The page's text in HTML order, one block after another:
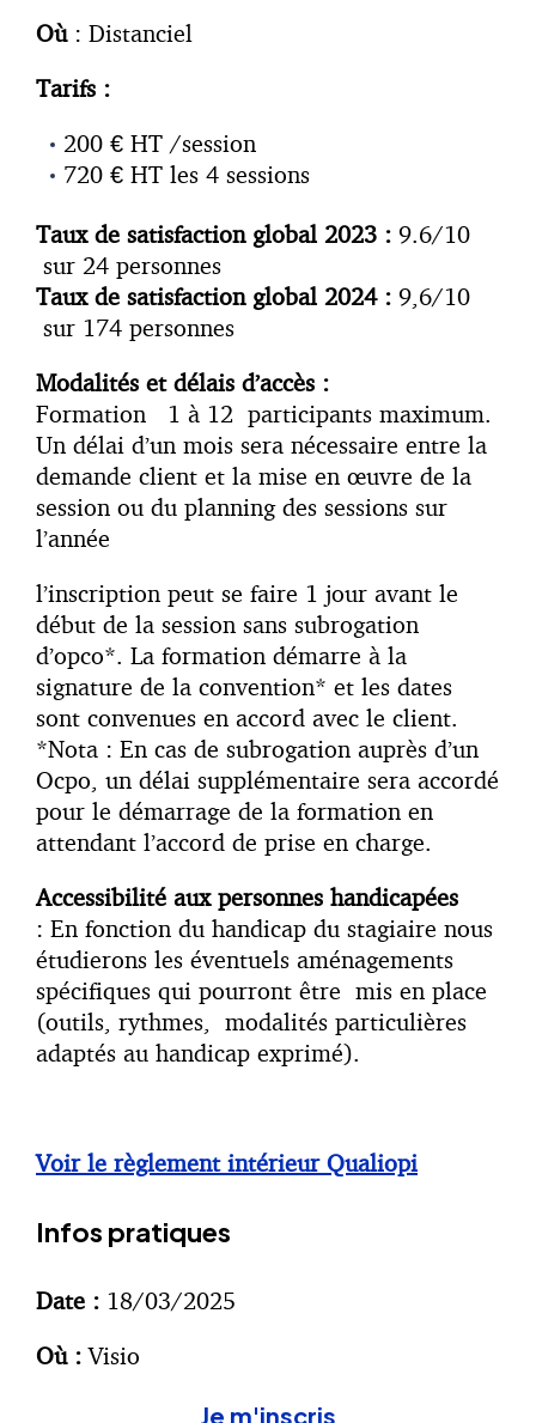
Où : Distanciel
Tarifs :
200 € HT /session
720 € HT les 4 sessions
Taux de satisfaction global 2023 : 9.6/10
sur 24 personnes
Taux de satisfaction global 2024 : 9,6/10
sur 174 personnes
Modalités et délais d’accès :
Formation 1 à 12 participants maximum.
Un délai d’un mois sera nécessaire entre la
demande client et la mise en œuvre de la
session ou du planning des sessions sur
l’année
l’inscription peut se faire 1 jour avant le
début de la session sans subrogation
d’opco*. La formation démarre à la
signature de la convention* et les dates
sont convenues en accord avec le client.
*Nota : En cas de subrogation auprès d’un
Ocpo, un délai supplémentaire sera accordé
pour le démarrage de la formation en
attendant l’accord de prise en charge.
Accessibilité aux personnes handicapées
: En fonction du handicap du stagiaire nous
étudierons les éventuels aménagements
spécifiques qui pourront être mis en place
(outils, rythmes, modalités particulières
adaptés au handicap exprimé).
Voir le règlement intérieur Qualiopi
Infos pratiques
Date : 18/03/2025
Où : Visio
Je m'inscris